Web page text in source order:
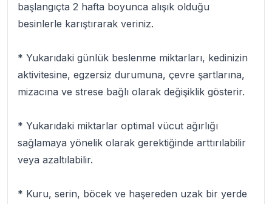
başlangıçta 2 hafta boyunca alışık olduğu
besinlerle karıştırarak veriniz.
* Yukarıdaki günlük beslenme miktarları, kedinizin
aktivitesine, egzersiz durumuna, çevre şartlarına,
mizacına ve strese bağlı olarak değişiklik gösterir.
* Yukarıdaki miktarlar optimal vücut ağırlığı
sağlamaya yönelik olarak gerektiğinde arttırılabilir
veya azaltılabilir.
* Kuru, serin, böcek ve haşereden uzak bir yerde